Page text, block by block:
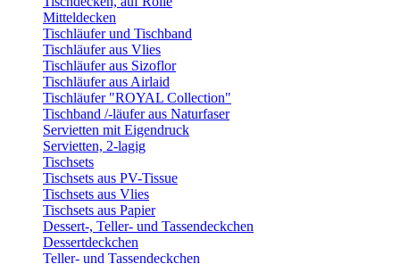
Mitteldecken
Tischläufer und Tischband
Tischläufer aus Vlies
Tischläufer aus Sizoflor
Tischläufer aus Airlaid
Tischläufer "ROYAL Collection"
Tischband /-läufer aus Naturfaser
Servietten mit Eigendruck
Servietten, 2-lagig
Tischsets
Tischsets aus PV-Tissue
Tischsets aus Vlies
Tischsets aus Papier
Dessert-, Teller- und Tassendeckchen
Dessertdeckchen
Teller- und Tassendeckchen